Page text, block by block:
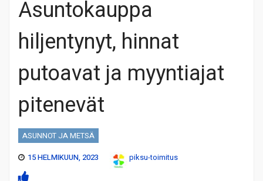
Asuntokauppa
hiljentynyt, hinnat
putoavat ja myyntiajat
pitenevät
ASUNNOT JA METSÄ
15 HELMIKUUN, 2023
piksu-toimitus